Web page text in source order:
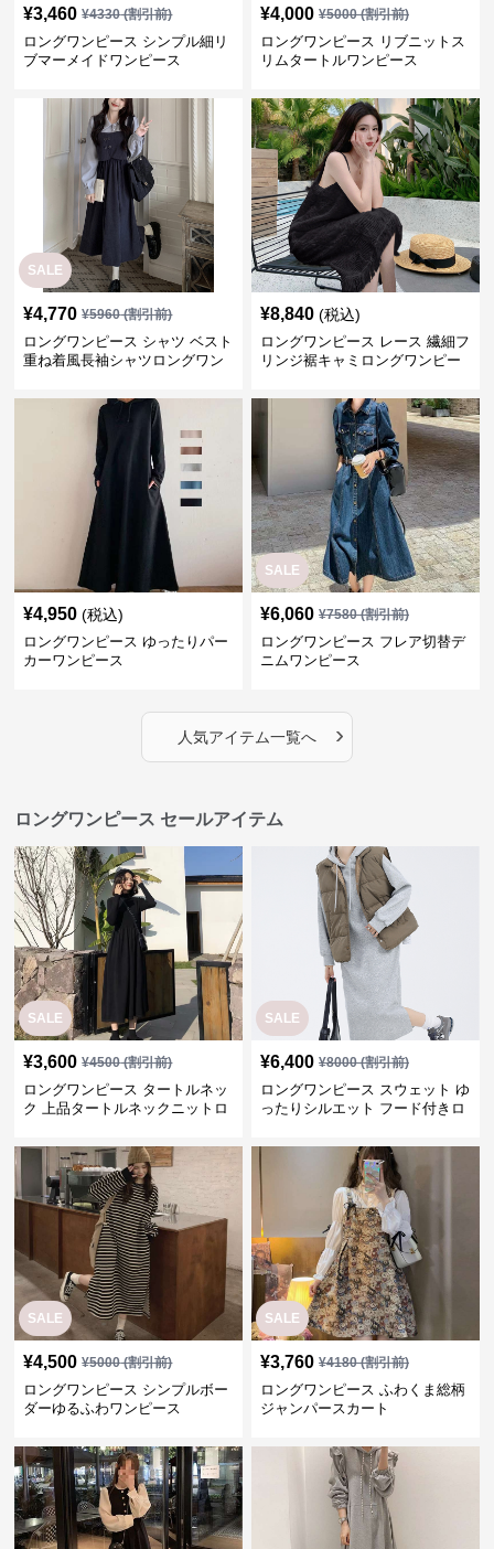
SALE
¥ 5960(割引前)
ロングワンピース シャツ ベスト
重ね着風長袖シャツロングワン
¥8,840 (税込)
ロングワンピース レース 繊細フ
リンジ裾キャミロングワンピー
ス
(税込)
ロングワンピース ゆったりパー
カーワンピース
SALE
7580(割引前)
ロングワンピース フレア切替デ
ニムワンピース
人気アイテム一覧へ ›
ロングワンピース セールアイテム
SALE
¥3,600 ¥4500(割引前)
ロングワンピース タートルネッ
ク 上品タートルネックニットロ
ングワンピース
¥8000(割引前)
ロングワンピース スウェット ゆ
ったりシルエット フード付きロ
ングワンピース
SALE
4,500 ¥5000(割引前)
ロングワンピース シンプルボー
ダーゆるふわワンピース
SALE
4180(割引前)
ロングワンピース ふわくま総柄
ジャンパースカート
SALE
¥3,160 ¥3950(割引前)
ロングワンピース パフスリーブ
クラシカルワンピース
SALE
5280 (割引前)
ロングワンピース ティアードフ
リル付きスウェットワンピース